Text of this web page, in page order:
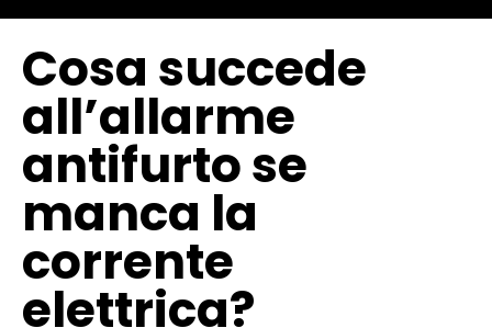
Cosa succede
all’allarme
antifurto se
manca la
corrente
elettrica?